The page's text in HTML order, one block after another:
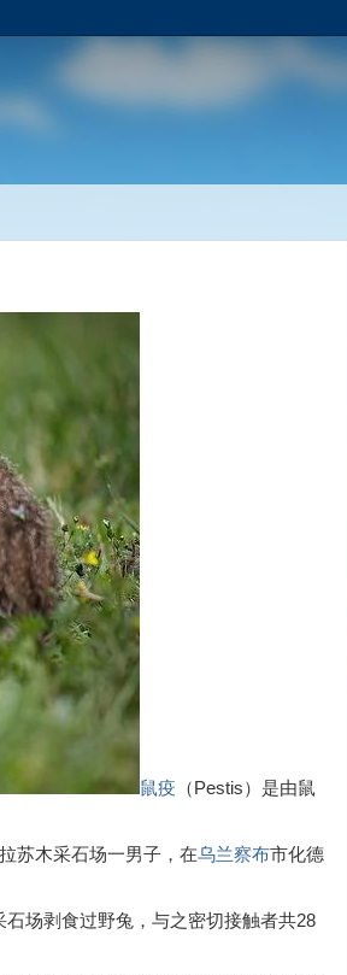
鼠疫 （Pestis）是由鼠
苏木采石场一男子，在乌兰察布市化德
场剥食过野兔，与之密切接触者共28